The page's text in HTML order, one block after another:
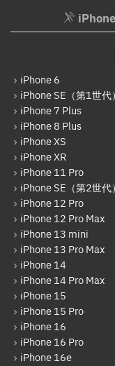
AppleWatch
Google Pixel
Xperia
Galaxy
OPPO
HUAWEI
arrows
Xiaomi
Motolora
その他Android
iPad
iPad Pro 12.9
iPad Air（第1世
iPad mini（第2
iPhone 6
iPhone SE（第1世代）
iPhone 7 Plus
iPhone 8 Plus
iPhone XS
iPhone XR
iPhone 11 Pro
iPhone SE（第2世代）
iPhone 12 Pro
iPhone 12 Pro Max
iPhone 13 mini
iPhone 13 Pro Max
iPhone 14
iPhone 14 Pro Max
iPhone 15
iPhone 15 Pro
iPhone 16
iPhone 16 Pro
iPhone 16e